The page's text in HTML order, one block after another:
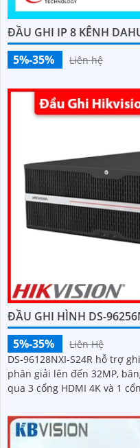
ĐẦU GHI IP 8 KÊNH
5%-35%
Liên hệ
ĐẦU GHI HÌNH DS-
5%-35%
Liên Hệ
DS-96128NXI-S24R hỗ trợ
phân giải lên đến 32MP, băng
qua 3 cổng HDMI 4K và 1